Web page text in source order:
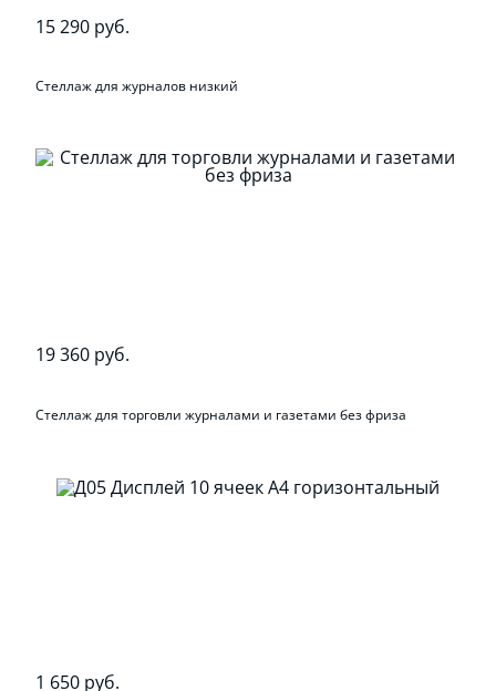
15 290 руб.
Стеллаж для журналов низкий
19 360 руб.
Стеллаж для торговли журналами и газетами без фриза
1 650 руб.